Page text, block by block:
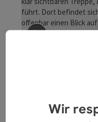
Landesausstellung
ermöglicht mit über
und Medienstationen
Wir